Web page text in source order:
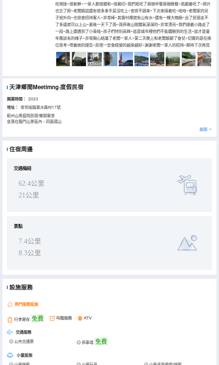
吃現拔~很新鮮~一家人都很隨和~很親切~我們衹吃了兩頓早餐兩頓晚餐~衹顧着吃了~照片
也忘了照~老闆娘説還有很多拿手菜沒吃上~安排不過來~下次來接着吃~哈哈~老闆家的兒
子很外向~也很會招待客人~非常棒~其實村裡就有山有水~還有一棵大槐樹~出了民宿走不
了多遠就可以上山~最後一天下了雨~雨停後山間霧氣濛濛的~非常漂亮~我們順着小路走了
一段~路上還遇到了小青蛙~孩子們特別高興~這是城市裡他們不能體驗到的生活~這才是童
年應該有的樣子~非常開心結識了老闆一家人~第二天晚上和老闆娘聊了會兒~切實的是在換
位思考~帶着她的理念~民宿一定會經營的越來越好~謝謝老闆一家人的招待~期待下次再見
天津鄉間Meetimng·度假民宿
開業時間： 2023
地址：
穿芳峪鎮東水廠村17號
薊州山景庭院民宿/鄉間客舍
坐落在龍門山景區內，四面環山
室外有親子沙坑遊樂區 為了保證小朋友的安全 四周有安全措施
住宿設施
一共有5間客房 各有特色
有兒童房 湯池 浴缸 loft
配有智能馬桶 萊芬吹風機 高級酒店級的床品 洗漱用品
展開
住宿周邊
交通樞紐
62.4公里
21公里
景點
7.4公里
8.3公里
設施服務
熱門服務設施
行李寄存 免費 叫醒服務 KTV
交通服務
公共交通票 停車場 免費
小童設施